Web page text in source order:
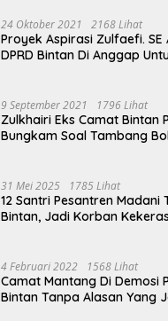
24 Oktober 2021 2168 Lihat
Proyek Aspirasi Zulfaefi.
DPRD Bintan Di Anggap
9 September 2021 1796 Lihat
Zulkhairi Eks Camat Bintan
Bungkam Soal Tambang
31 Mei 2025 1785 Lihat
12 Santri Pesantren Madani
Bintan, Jadi Korban
4 Februari 2022 1568 Lihat
Camat Mantang Di Demosi
Bintan Tanpa Alasan Yang